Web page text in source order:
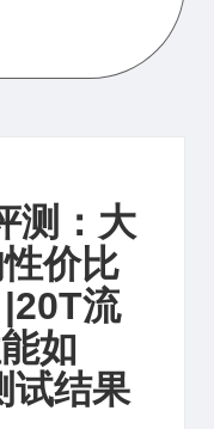
测：大
价比
流
如
试结果